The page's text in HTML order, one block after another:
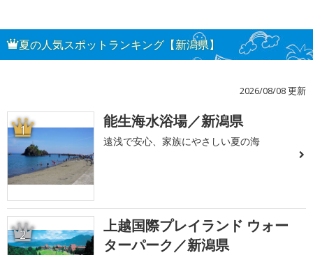
夏の人気スポットランキング【新潟県】
2026/08/08 更新
1 能生海水浴場／新潟県
遠浅で安心、家族にやさしい夏の海
2
上越国際プレイランド ウォー
ターパーク／新潟県